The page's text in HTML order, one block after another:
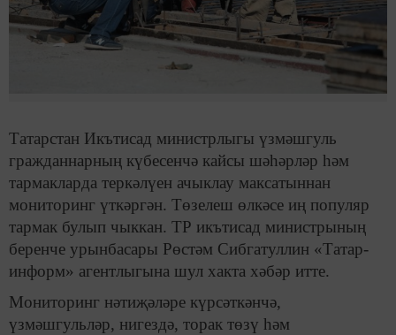
Татарстан Икътисад министрлыгы үзмәшгуль
гражданнарның күбесенчә кайсы шәһәрләр һәм
тармакларда теркәлүен ачыклау максатыннан
мониторинг үткәргән. Төзелеш өлкәсе иң популяр
тармак булып чыккан. ТР икътисад министрының
беренче урынбасары Рөстәм Сибгатуллин «Татар-
информ» агентлыгына шул хакта хәбәр итте.
Мониторинг нәтиҗәләре күрсәткәнчә,
үзмәшгульләр, нигездә, торак төзү һәм